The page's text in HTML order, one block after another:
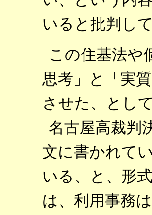
いると批判し
この住基法や
思考」と「実
させた、とし
名古屋高裁判
文に書かれて
いる、と、形
は、利用事務